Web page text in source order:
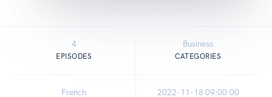
4
EPISODES
Business
CATEGORIES
French 2022-11-18 09:00:00